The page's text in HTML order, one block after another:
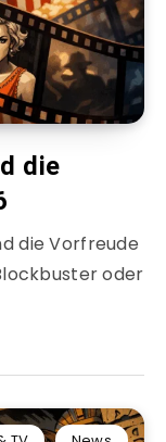
die
die Vorfreude
oder